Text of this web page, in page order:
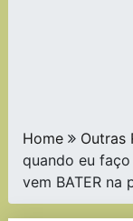
Home
Outras
quando eu
vem BATER